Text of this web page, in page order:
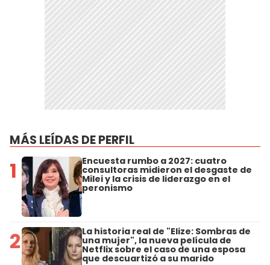
MÁS LEÍDAS DE PERFIL
1 Encuesta rumbo a 2027: cuatro
consultoras midieron el desgaste de
Milei y la crisis de liderazgo en el
peronismo
2 La historia real de "Elize: Sombras de
una mujer", la nueva película de
Netflix sobre el caso de una esposa
que descuartizó a su marido